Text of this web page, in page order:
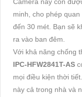
minh, cho phép
đến 30 mét. Bạn sẽ
ra vào ban đêm.
Với khả năng chống
IPC-HFW2841T-AS
mọi điều kiện thời
này cả trong nhà và